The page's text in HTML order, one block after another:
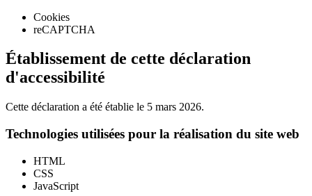
Cookies
reCAPTCHA
Établissement de cette déclaration
d'accessibilité
Cette déclaration a été établie le 5 mars 2026.
Technologies utilisées pour la réalisation du site web
HTML
CSS
JavaScript